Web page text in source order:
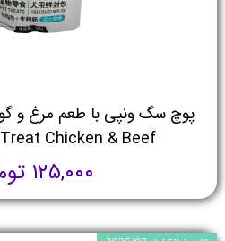
Treat Chicken & Beef - وزن 80 گرم
۱۲۵,۰۰۰ تومان